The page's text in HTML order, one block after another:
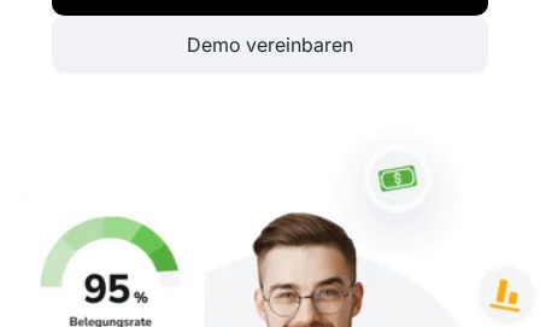
Demo vereinbaren